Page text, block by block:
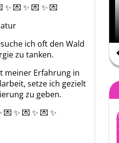
✨ 💌 ✨ 💌 ✨ 💌
ich oft den Wald
zu tanken.
meiner Erfahrung in
setze ich gezielt
zu geben.
💌 ✨ 💌 ✨ 💌 ✨